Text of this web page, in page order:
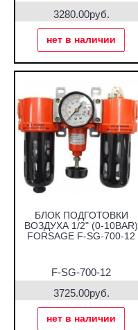
3280.00руб.
нет в наличии
БЛОК ПОДГОТОВКИ
ВОЗДУХА 1/2" (0-10BAR)
FORSAGE F-SG-700-12
F-SG-700-12
3725.00руб.
нет в наличии